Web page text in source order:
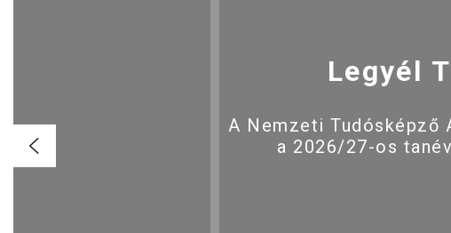
Legyél
A Nemzeti Tudósképző
a 2026/27-os